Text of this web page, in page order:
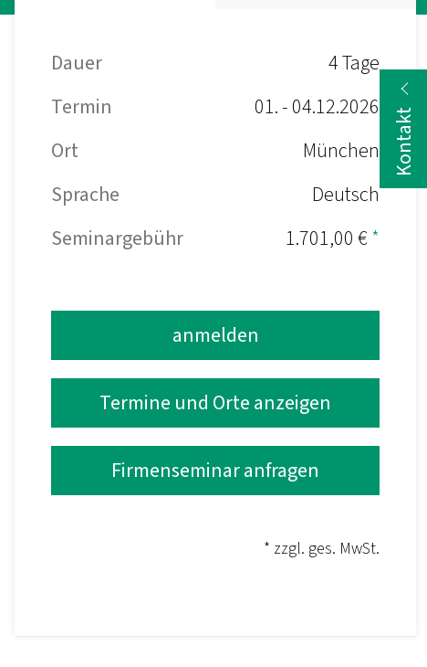
Dauer
4 Tage
Termin
01. - 04.12.2026
Ort
München
Sprache
Deutsch
Seminargebühr
1.701,00 €*
anmelden
Termine und Orte anzeigen
Firmenseminar anfragen
* zzgl. ges. MwSt.
Kontakt